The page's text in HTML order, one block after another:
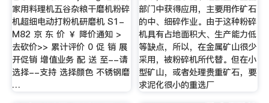
家用料理机五谷杂粮干磨机粉碎
机超细电动打粉机研磨机 S1-
M82 京 东 价 ￥ 降价通知 >
去砍价>> 累计评价 0 促 销 展
开促销 增值业务 配 送 至--请
选择--支持 选择颜色 不锈钢磨
…
部门中获得应用，主要用作矿石
的中、细碎作业。由于这种粉碎
机具有占地面积大、生产能力低
等缺点，所以，在金属矿山很少
采用，被粉碎机所代替。但在小
型矿山，或者处理贵重矿石，要
求泥化很小的重选厂